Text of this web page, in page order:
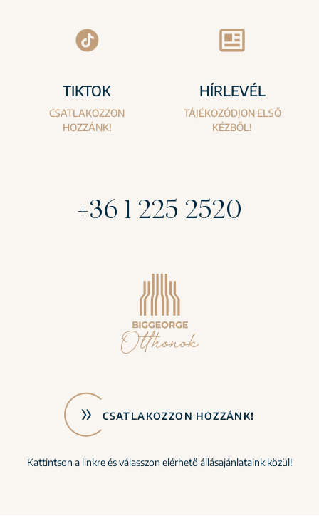
TIKTOK
CSATLAKOZZON
HOZZÁNK!
HÍRLEVÉL
TÁJÉKOZÓDJON ELSŐ
KÉZBŐL!
+36 1 225 2520
CSATLAKOZZON HOZZÁNK!
Kattintson a linkre és válasszon elérhető állásajánlataink közül!